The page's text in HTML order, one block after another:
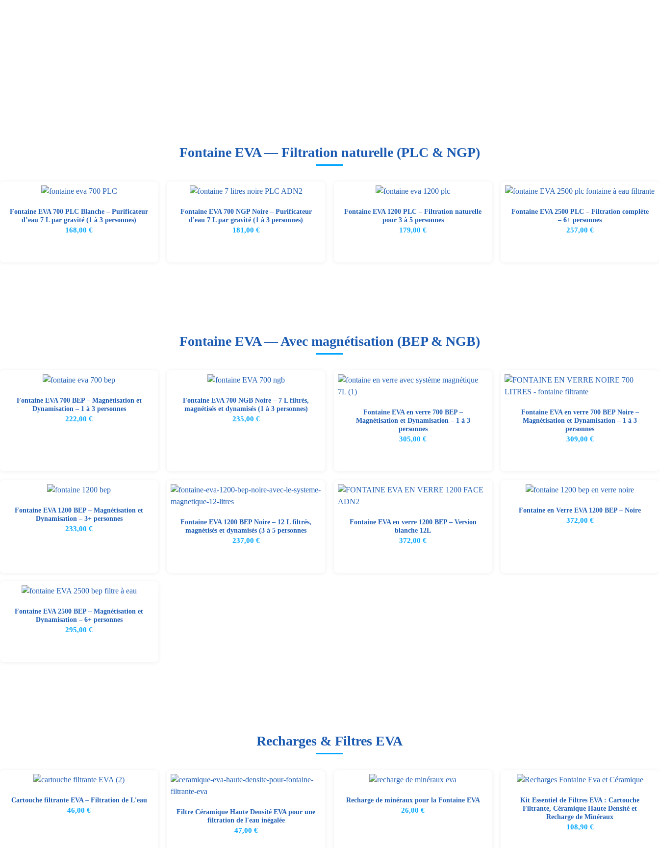
Fontaine EVA — Filtration naturelle (PLC & NGP)
Fontaine EVA 700 PLC Blanche – Purificateur
d’eau 7 L par gravité (1 à 3 personnes)
168,00€
Fontaine EVA 700 NGP Noire – Purificateur
d'eau 7 L par gravité (1 à 3 personnes)
181,00 €
Fontaine EVA 1200 PLC – Filtration naturelle
pour 3 à 5 personnes
179,00€
Fontaine EVA 2500 PLC – Filtration complète
– 6+ personnes
257,00 €
Fontaine EVA — Avec magnétisation (BEP & NGB)
Fontaine EVA 700 BEP – Magnétisation et
Dynamisation – 1 à 3 personnes
222,00€
Fontaine EVA 700 NGB Noire – 7 L filtrés,
magnétisés et dynamisés (1 à 3 personnes)
235,00 €
Fontaine EVA en verre 700 BEP –
Magnétisation et Dynamisation – 1 à 3
personnes
305,00€
Fontaine EVA en verre 700 BEP Noire –
Magnétisation et Dynamisation – 1 à 3
personnes
309,00 €
Fontaine EVA 1200 BEP – Magnétisation et
Dynamisation – 3+ personnes
233,00€
Fontaine EVA 1200 BEP Noire – 12 L filtrés,
magnétisés et dynamisés (3 à 5 personnes
237,00 €
Fontaine EVA en verre 1200 BEP – Version
blanche 12L
372,00€
Fontaine en Verre EVA 1200 BEP – Noire
372,00 €
Fontaine EVA 2500 BEP – Magnétisation et
Dynamisation – 6+ personnes
295,00€
Recharges & Filtres EVA
Cartouche filtrante EVA – Filtration de L'eau
46,00€
Filtre Céramique Haute Densité EVA pour une
filtration de l'eau inégalée
47,00 €
Recharge de minéraux pour la Fontaine EVA
26,00€
Kit Essentiel de Filtres EVA : Cartouche
Filtrante, Céramique Haute Densité et
Recharge de Minéraux
108,90 €